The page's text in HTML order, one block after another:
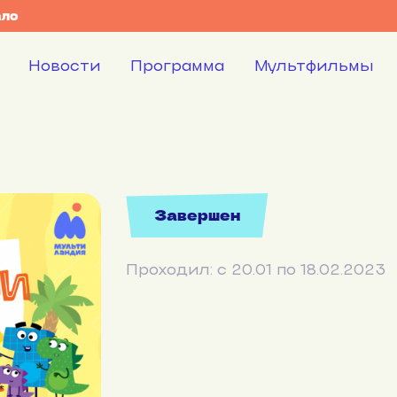
Новости Программа Мультфильмы
Завершен
Проходил: с 20.01 по 18.02.2023